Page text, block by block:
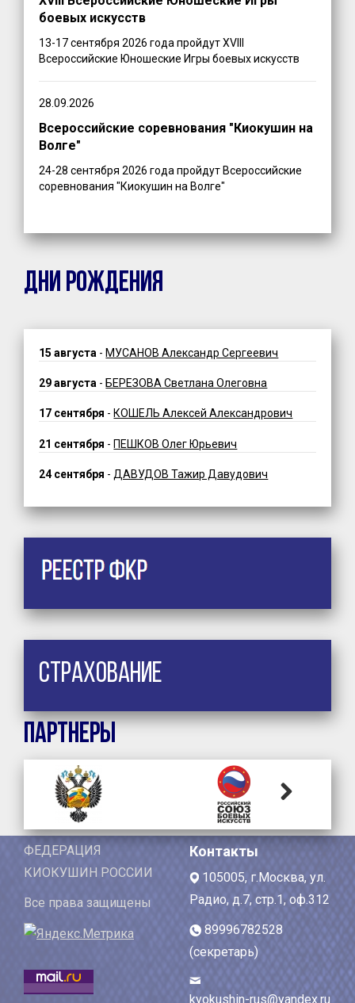
боевых искусств
13-17 сентября 2026 года пройдут XVIII
Всероссийские Юношеские Игры боевых искусств
28.09.2026
Всероссийские соревнования "Киокушин на
Волге"
24-28 сентября 2026 года пройдут Всероссийские
соревнования "Киокушин на Волге"
ДНИ РОЖДЕНИЯ
15 августа -МУСАНОВ Александр Сергеевич
29 августа - БЕРЕЗОВА Светлана Олеговна
17 сентября - КОШЕЛЬ Алексей Александрович
21 сентября - ПЕШКОВ Олег Юрьевич
24 сентября -ДАВУДОВ Тажир Давудович
Страхование
Партнеры
ФЕДЕРАЦИЯ
КИОКУШИН РОССИИ
Все права защищены
Контакты
105005, г.Москва, ул.
Радио, д.7, стр.1, оф.312
89996782528
(секретарь)
kyokushin-rus@yandex.ru